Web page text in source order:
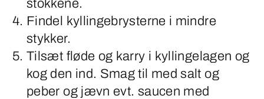
stokkene.
Findel kyllingebrysterne i mindre
stykker.
Tilsæt fløde og karry i kyllingelagen og
kog den ind. Smag til med salt og
peber og jævn evt. saucen med